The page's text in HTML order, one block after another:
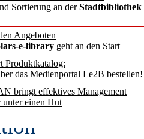
Sortierung an derStadtbibliothek
Angeboten
e-library geht an den Start
Produktkatalog:
das Medienportal Le2B bestellen!
bringt effektives Management
einen Hut
aus
Access